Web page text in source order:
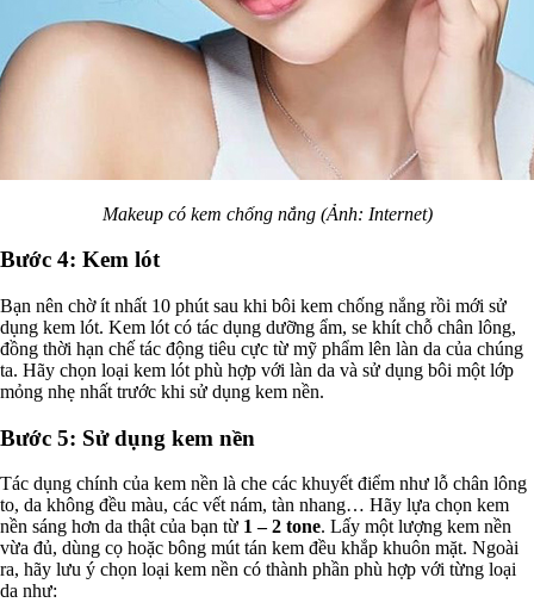
Makeup có kem chống nắng (Ảnh: Internet)
Bước 4: Kem lót
Bạn nên chờ ít nhất 10 phút sau khi bôi kem chống nắng rồi mới sử
dụng kem lót. Kem lót có tác dụng dưỡng ẩm, se khít chỗ chân lông,
đồng thời hạn chế tác động tiêu cực từ mỹ phẩm lên làn da của chúng
ta. Hãy chọn loại kem lót phù hợp với làn da và sử dụng bôi một lớp
mỏng nhẹ nhất trước khi sử dụng kem nền.
Bước 5: Sử dụng kem nền
Tác dụng chính của kem nền là che các khuyết điểm như lỗ chân lông
to, da không đều màu, các vết nám, tàn nhang… Hãy lựa chọn kem
nền sáng hơn da thật của bạn từ 1 – 2 tone. Lấy một lượng kem nền
vừa đủ, dùng cọ hoặc bông mút tán kem đều khắp khuôn mặt. Ngoài
ra, hãy lưu ý chọn loại kem nền có thành phần phù hợp với từng loại
da như: